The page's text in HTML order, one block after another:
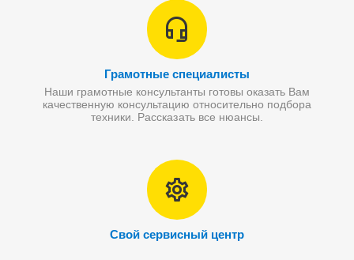
Грамотные специалисты
Наши грамотные консультанты готовы оказать Вам
качественную консультацию относительно подбора
техники. Рассказать все нюансы.
Свой сервисный центр